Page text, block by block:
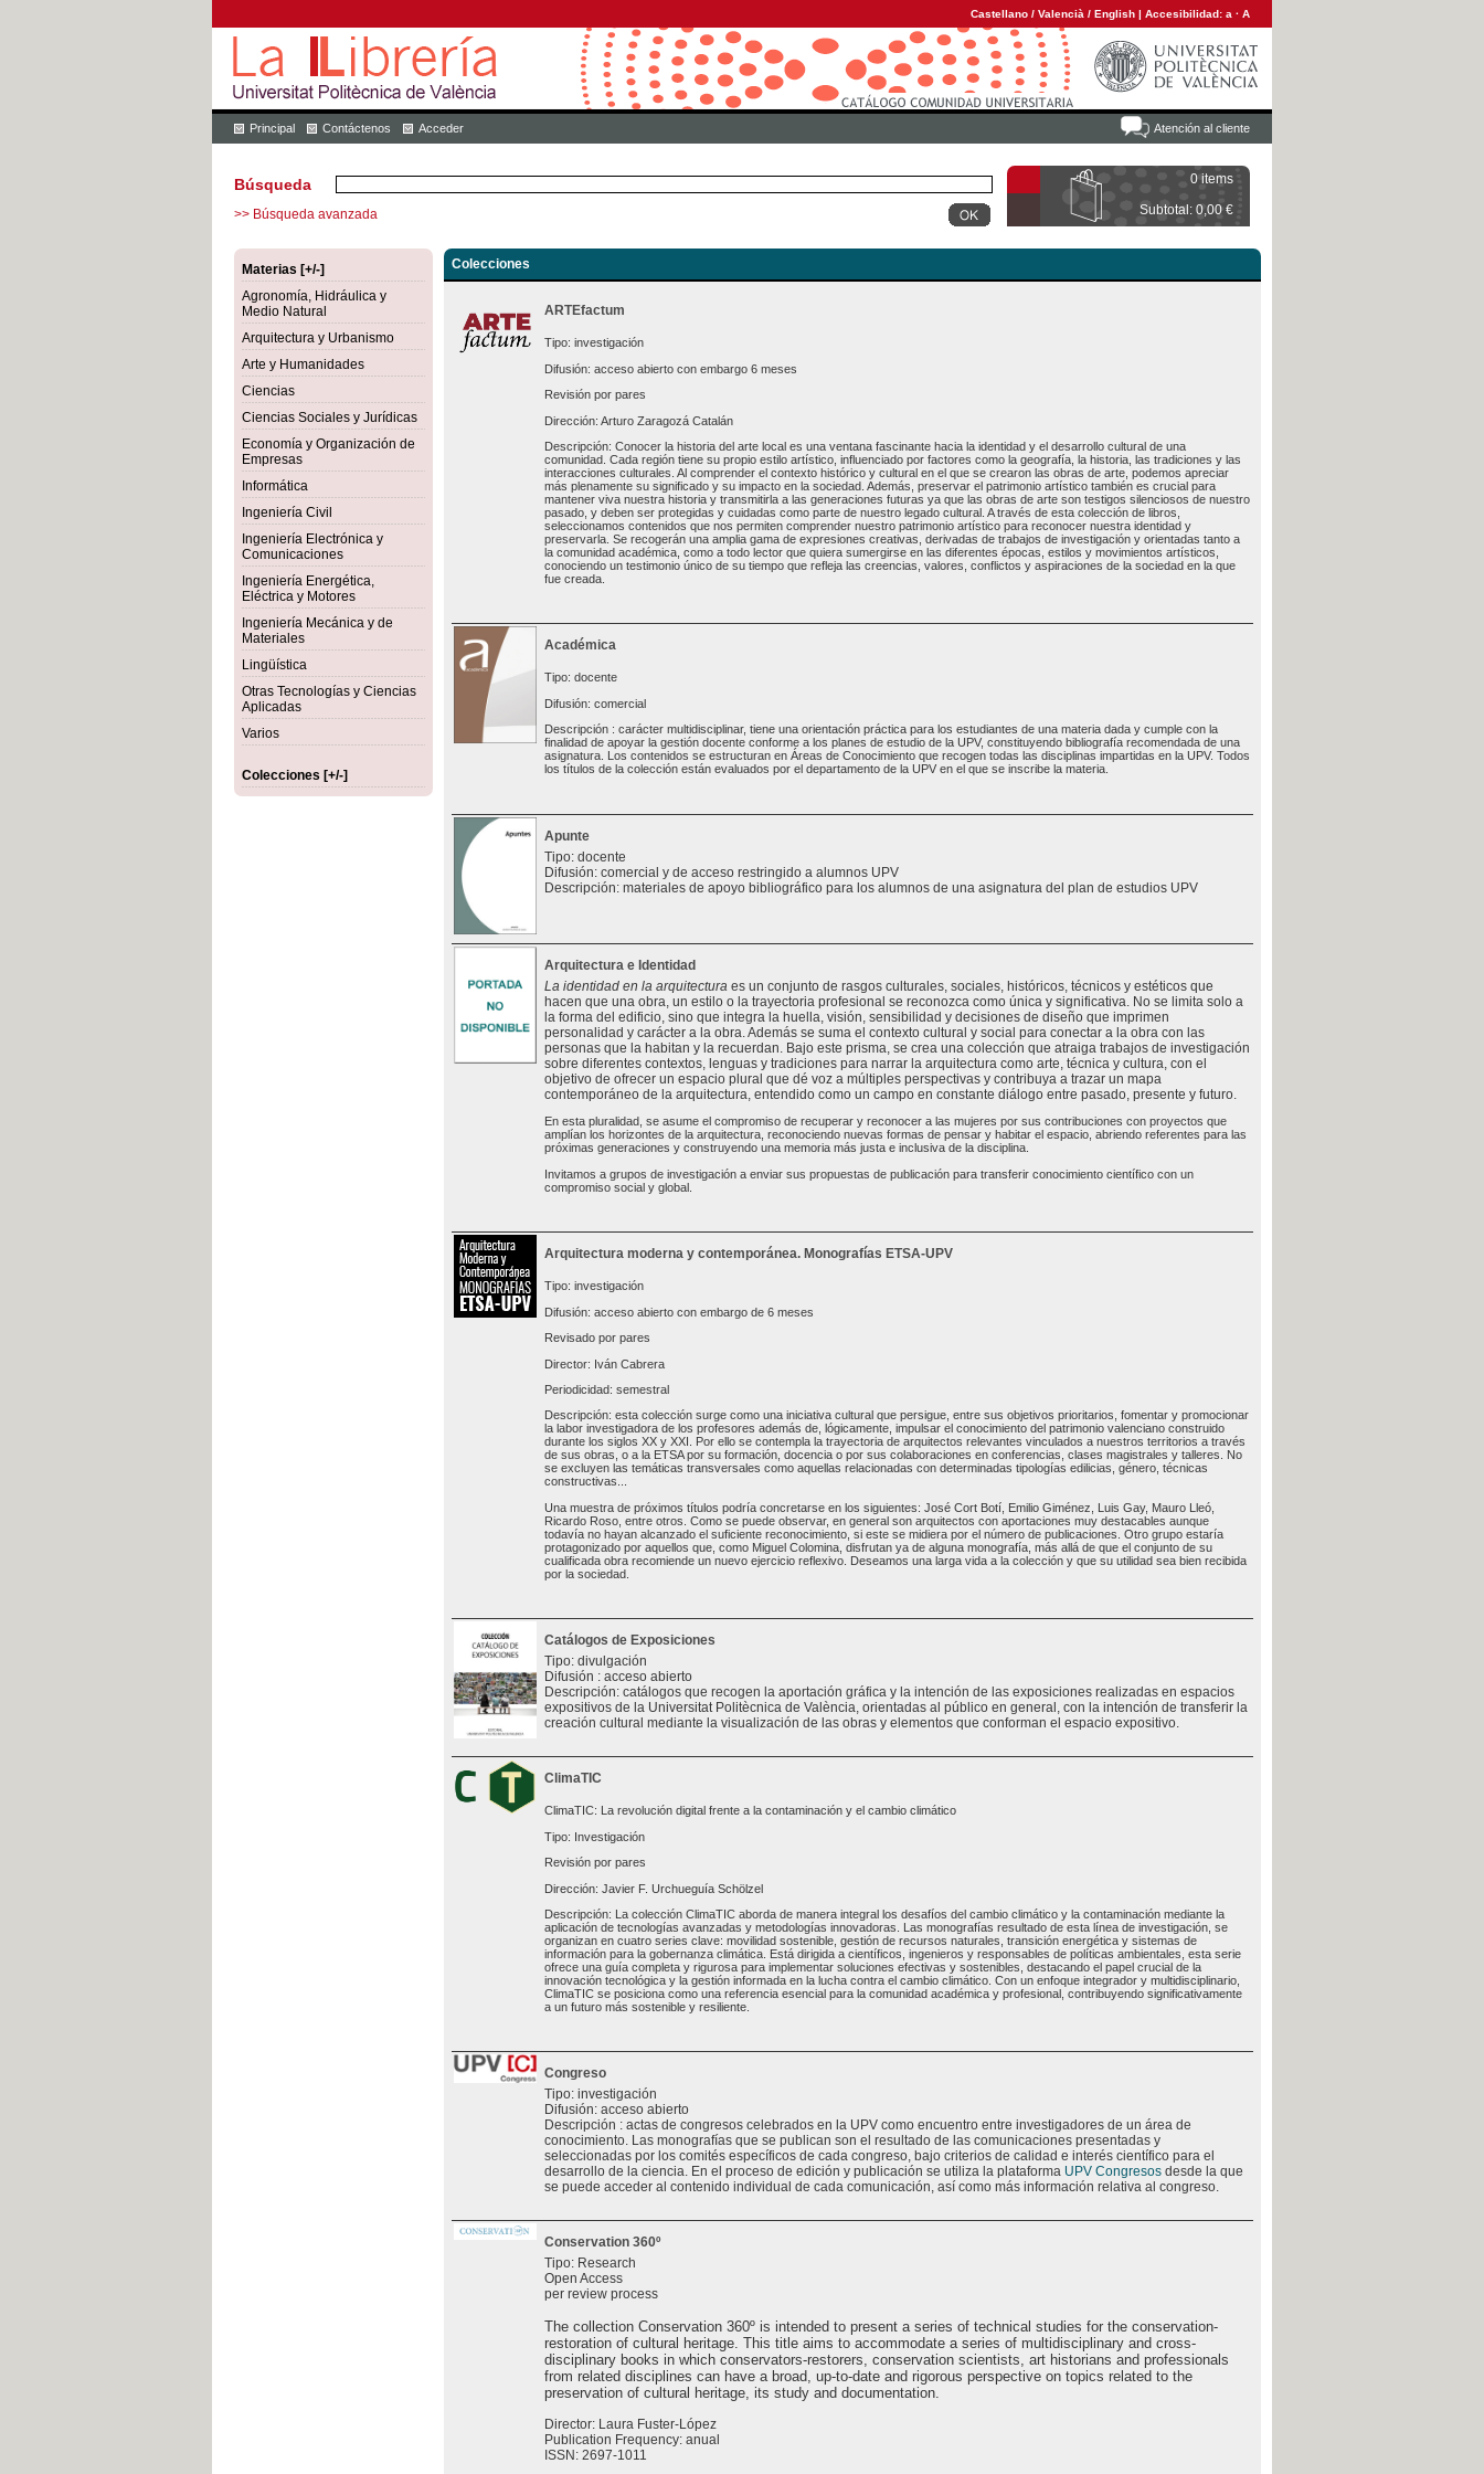
Castellano / Valencià / English | Accesibilidad: a · A
Atención al cliente
Principal Contáctenos Acceder
0 items
Subtotal: 0,00 €
Búsqueda
>> Búsqueda avanzada
Materias [+/-]
Agronomía, Hidráulica y
Medio Natural
Arquitectura y Urbanismo
Arte y Humanidades
Ciencias
Ciencias Sociales y Jurídicas
Economía y Organización de
Empresas
Informática
Ingeniería Civil
Ingeniería Electrónica y
Comunicaciones
Ingeniería Energética,
Eléctrica y Motores
Ingeniería Mecánica y de
Materiales
Lingüística
Otras Tecnologías y Ciencias
Aplicadas
Varios
Colecciones [+/-]
Colecciones
ARTEfactum
Tipo: investigación
Difusión: acceso abierto con embargo 6 meses
Revisión por pares
Dirección: Arturo Zaragozá Catalán
Descripción: Conocer la historia del arte local es una ventana fascinante hacia la identidad y el desarrollo cultural de una
comunidad. Cada región tiene su propio estilo artístico, influenciado por factores como la geografía, la historia, las tradiciones y las
interacciones culturales. Al comprender el contexto histórico y cultural en el que se crearon las obras de arte, podemos apreciar
más plenamente su significado y su impacto en la sociedad. Además, preservar el patrimonio artístico también es crucial para
mantener viva nuestra historia y transmitirla a las generaciones futuras ya que las obras de arte son testigos silenciosos de nuestro
pasado, y deben ser protegidas y cuidadas como parte de nuestro legado cultural. A través de esta colección de libros,
seleccionamos contenidos que nos permiten comprender nuestro patrimonio artístico para reconocer nuestra identidad y
preservarla. Se recogerán una amplia gama de expresiones creativas, derivadas de trabajos de investigación y orientadas tanto a
la comunidad académica, como a todo lector que quiera sumergirse en las diferentes épocas, estilos y movimientos artísticos,
conociendo un testimonio único de su tiempo que refleja las creencias, valores, conflictos y aspiraciones de la sociedad en la que
fue creada.
Académica
Tipo: docente
Difusión: comercial
Descripción : carácter multidisciplinar, tiene una orientación práctica para los estudiantes de una materia dada y cumple con la
finalidad de apoyar la gestión docente conforme a los planes de estudio de la UPV, constituyendo bibliografía recomendada de una
asignatura. Los contenidos se estructuran en Áreas de Conocimiento que recogen todas las disciplinas impartidas en la UPV. Todos
los títulos de la colección están evaluados por el departamento de la UPV en el que se inscribe la materia.
Apunte
Tipo: docente
Difusión: comercial y de acceso restringido a alumnos UPV
Descripción: materiales de apoyo bibliográfico para los alumnos de una asignatura del plan de estudios UPV
Arquitectura e Identidad
La identidad en la arquitectura es un conjunto de rasgos culturales, sociales, históricos, técnicos y estéticos que
hacen que una obra, un estilo o la trayectoria profesional se reconozca como única y significativa. No se limita solo a
la forma del edificio, sino que integra la huella, visión, sensibilidad y decisiones de diseño que imprimen
personalidad y carácter a la obra. Además se suma el contexto cultural y social para conectar a la obra con las
personas que la habitan y la recuerdan. Bajo este prisma, se crea una colección que atraiga trabajos de investigación
sobre diferentes contextos, lenguas y tradiciones para narrar la arquitectura como arte, técnica y cultura, con el
objetivo de ofrecer un espacio plural que dé voz a múltiples perspectivas y contribuya a trazar un mapa
contemporáneo de la arquitectura, entendido como un campo en constante diálogo entre pasado, presente y futuro.
En esta pluralidad, se asume el compromiso de recuperar y reconocer a las mujeres por sus contribuciones con proyectos que
amplían los horizontes de la arquitectura, reconociendo nuevas formas de pensar y habitar el espacio, abriendo referentes para las
próximas generaciones y construyendo una memoria más justa e inclusiva de la disciplina.
Invitamos a grupos de investigación a enviar sus propuestas de publicación para transferir conocimiento científico con un
compromiso social y global.
Arquitectura moderna y contemporánea. Monografías ETSA-UPV
Tipo: investigación
Difusión: acceso abierto con embargo de 6 meses
Revisado por pares
Director: Iván Cabrera
Periodicidad: semestral
Descripción: esta colección surge como una iniciativa cultural que persigue, entre sus objetivos prioritarios, fomentar y promocionar
la labor investigadora de los profesores además de, lógicamente, impulsar el conocimiento del patrimonio valenciano construido
durante los siglos XX y XXI. Por ello se contempla la trayectoria de arquitectos relevantes vinculados a nuestros territorios a través
de sus obras, o a la ETSA por su formación, docencia o por sus colaboraciones en conferencias, clases magistrales y talleres. No
se excluyen las temáticas transversales como aquellas relacionadas con determinadas tipologías edilicias, género, técnicas
constructivas...
Una muestra de próximos títulos podría concretarse en los siguientes: José Cort Botí, Emilio Giménez, Luis Gay, Mauro Lleó,
Ricardo Roso, entre otros. Como se puede observar, en general son arquitectos con aportaciones muy destacables aunque
todavía no hayan alcanzado el suficiente reconocimiento, si este se midiera por el número de publicaciones. Otro grupo estaría
protagonizado por aquellos que, como Miguel Colomina, disfrutan ya de alguna monografía, más allá de que el conjunto de su
cualificada obra recomiende un nuevo ejercicio reflexivo. Deseamos una larga vida a la colección y que su utilidad sea bien recibida
por la sociedad.
Catálogos de Exposiciones
Tipo: divulgación
Difusión : acceso abierto
Descripción: catálogos que recogen la aportación gráfica y la intención de las exposiciones realizadas en espacios
expositivos de la Universitat Politècnica de València, orientadas al público en general, con la intención de transferir la
creación cultural mediante la visualización de las obras y elementos que conforman el espacio expositivo.
ClimaTIC
ClimaTIC: La revolución digital frente a la contaminación y el cambio climático
Tipo: Investigación
Revisión por pares
Dirección: Javier F. Urchueguía Schölzel
Descripción: La colección ClimaTIC aborda de manera integral los desafíos del cambio climático y la contaminación mediante la
aplicación de tecnologías avanzadas y metodologías innovadoras. Las monografías resultado de esta línea de investigación, se
organizan en cuatro series clave: movilidad sostenible, gestión de recursos naturales, transición energética y sistemas de
información para la gobernanza climática. Está dirigida a científicos, ingenieros y responsables de políticas ambientales, esta serie
ofrece una guía completa y rigurosa para implementar soluciones efectivas y sostenibles, destacando el papel crucial de la
innovación tecnológica y la gestión informada en la lucha contra el cambio climático. Con un enfoque integrador y multidisciplinario,
ClimaTIC se posiciona como una referencia esencial para la comunidad académica y profesional, contribuyendo significativamente
a un futuro más sostenible y resiliente.
Congreso
Tipo: investigación
Difusión: acceso abierto
Descripción : actas de congresos celebrados en la UPV como encuentro entre investigadores de un área de
conocimiento. Las monografías que se publican son el resultado de las comunicaciones presentadas y
seleccionadas por los comités específicos de cada congreso, bajo criterios de calidad e interés científico para el
desarrollo de la ciencia. En el proceso de edición y publicación se utiliza la plataforma UPV Congresos desde la que
se puede acceder al contenido individual de cada comunicación, así como más información relativa al congreso.
Conservation 360º
Tipo: Research
Open Access
per review process
The collection Conservation 360º is intended to present a series of technical studies for the conservation-
restoration of cultural heritage. This title aims to accommodate a series of multidisciplinary and cross-
disciplinary books in which conservators-restorers, conservation scientists, art historians and professionals
from related disciplines can have a broad, up-to-date and rigorous perspective on topics related to the
preservation of cultural heritage, its study and documentation.
Director: Laura Fuster-López
Publication Frequency: anual
ISSN: 2697-1011